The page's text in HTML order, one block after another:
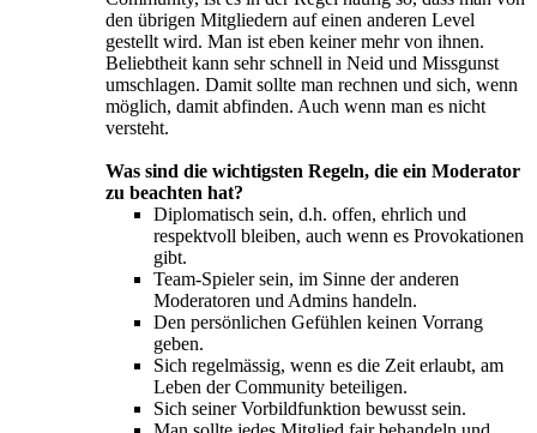
den übrigen Mitgliedern auf einen anderen Level
gestellt wird. Man ist eben keiner mehr von ihnen.
Beliebtheit kann sehr schnell in Neid und Missgunst
umschlagen. Damit sollte man rechnen und sich, wenn
möglich, damit abfinden. Auch wenn man es nicht
versteht.
Was sind die wichtigsten Regeln, die ein Moderator
zu beachten hat?
Diplomatisch sein, d.h. offen, ehrlich und
respektvoll bleiben, auch wenn es Provokationen
gibt.
Team-Spieler sein, im Sinne der anderen
Moderatoren und Admins handeln.
Den persönlichen Gefühlen keinen Vorrang
geben.
Sich regelmässig, wenn es die Zeit erlaubt, am
Leben der Community beteiligen.
Sich seiner Vorbildfunktion bewusst sein.